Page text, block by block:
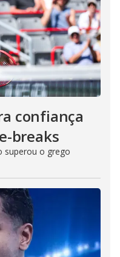
confiança
breaks
superou o grego